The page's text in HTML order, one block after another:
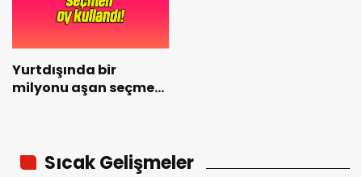
Yurtdışında bir
milyonu aşan seçmen
Sıcak Gelişmeler